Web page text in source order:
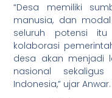
“Desa memiliki
manusia, dan
seluruh potensi
kolaborasi
desa akan menjadi
nasional
Indonesia,” ujar Anwar.